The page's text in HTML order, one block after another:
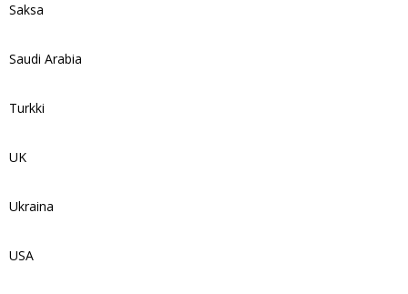
Saksa
Saudi Arabia
Turkki
UK
Ukraina
USA